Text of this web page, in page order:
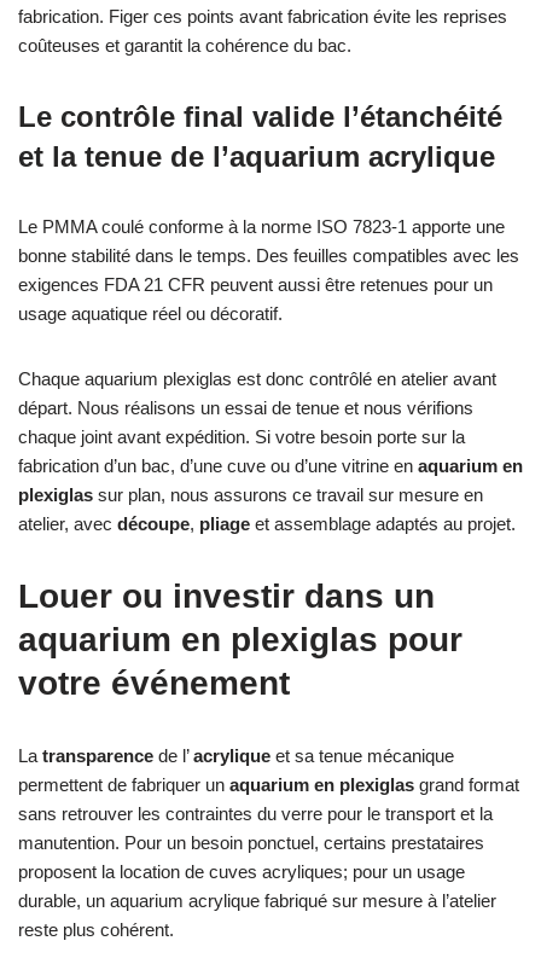
fabrication. Figer ces points avant fabrication évite les reprises
coûteuses et garantit la cohérence du bac.
Le contrôle final valide l’étanchéité
et la tenue de l’aquarium acrylique
Le PMMA coulé conforme à la norme ISO 7823-1 apporte une
bonne stabilité dans le temps. Des feuilles compatibles avec les
exigences FDA 21 CFR peuvent aussi être retenues pour un
usage aquatique réel ou décoratif.
Chaque aquarium plexiglas est donc contrôlé en atelier avant
départ. Nous réalisons un essai de tenue et nous vérifions
chaque joint avant expédition. Si votre besoin porte sur la
fabrication d’un bac, d’une cuve ou d’une vitrine en aquarium en
plexiglas sur plan, nous assurons ce travail sur mesure en
atelier, avec découpe, pliage et assemblage adaptés au projet.
Louer ou investir dans un
aquarium en plexiglas pour
votre événement
La transparence de l’acrylique et sa tenue mécanique
permettent de fabriquer un aquarium en plexiglas grand format
sans retrouver les contraintes du verre pour le transport et la
manutention. Pour un besoin ponctuel, certains prestataires
proposent la location de cuves acryliques; pour un usage
durable, un aquarium acrylique fabriqué sur mesure à l’atelier
reste plus cohérent.